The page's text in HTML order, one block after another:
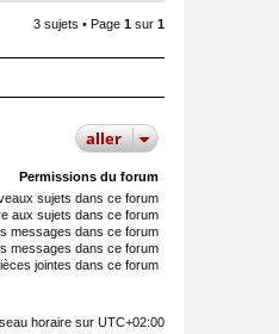
3 sujets • Page 1 sur 1
aller
Permissions du forum
sujets dans ce forum
aux sujets dans ce forum
messages dans ce forum
messages dans ce forum
jointes dans ce forum
horaire sur UTC+02:00